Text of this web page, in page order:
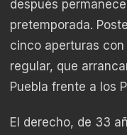
después
pretemporada.
cinco aperturas
regular, que
Puebla frente a los
El derecho, de 33